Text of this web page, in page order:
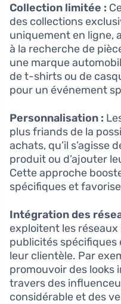
Collection limitée :
des collections
uniquement en ligne,
à la recherche de
une marque
de t-shirts ou de
pour un événement
Personnalisation :
plus friands de la
achats, qu’il s’agisse
produit ou d’ajouter
Cette approche
spécifiques et
Intégration des
exploitent les
publicités
leur clientèle. Par
promouvoir des looks
travers des
considérable et des